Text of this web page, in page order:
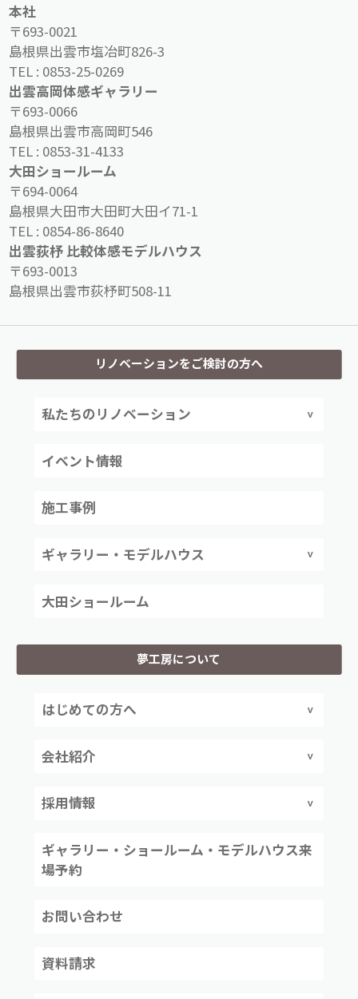
本社
〒693-0021
島根県出雲市塩冶町826-3
TEL : 0853-25-0269
出雲高岡体感ギャラリー
〒693-0066
島根県出雲市高岡町546
TEL : 0853-31-4133
大田ショールーム
〒694-0064
島根県大田市大田町大田イ71-1
TEL : 0854-86-8640
出雲荻杼 比較体感モデルハウス
〒693-0013
島根県出雲市荻杼町508-11
リノベーションをご検討の方へ
私たちのリノベーション
イベント情報
施工事例
ギャラリー・モデルハウス
大田ショールーム
夢工房について
はじめての方へ
会社紹介
採用情報
ギャラリー・ショールーム・モデルハウス来
場予約
お問い合わせ
資料請求